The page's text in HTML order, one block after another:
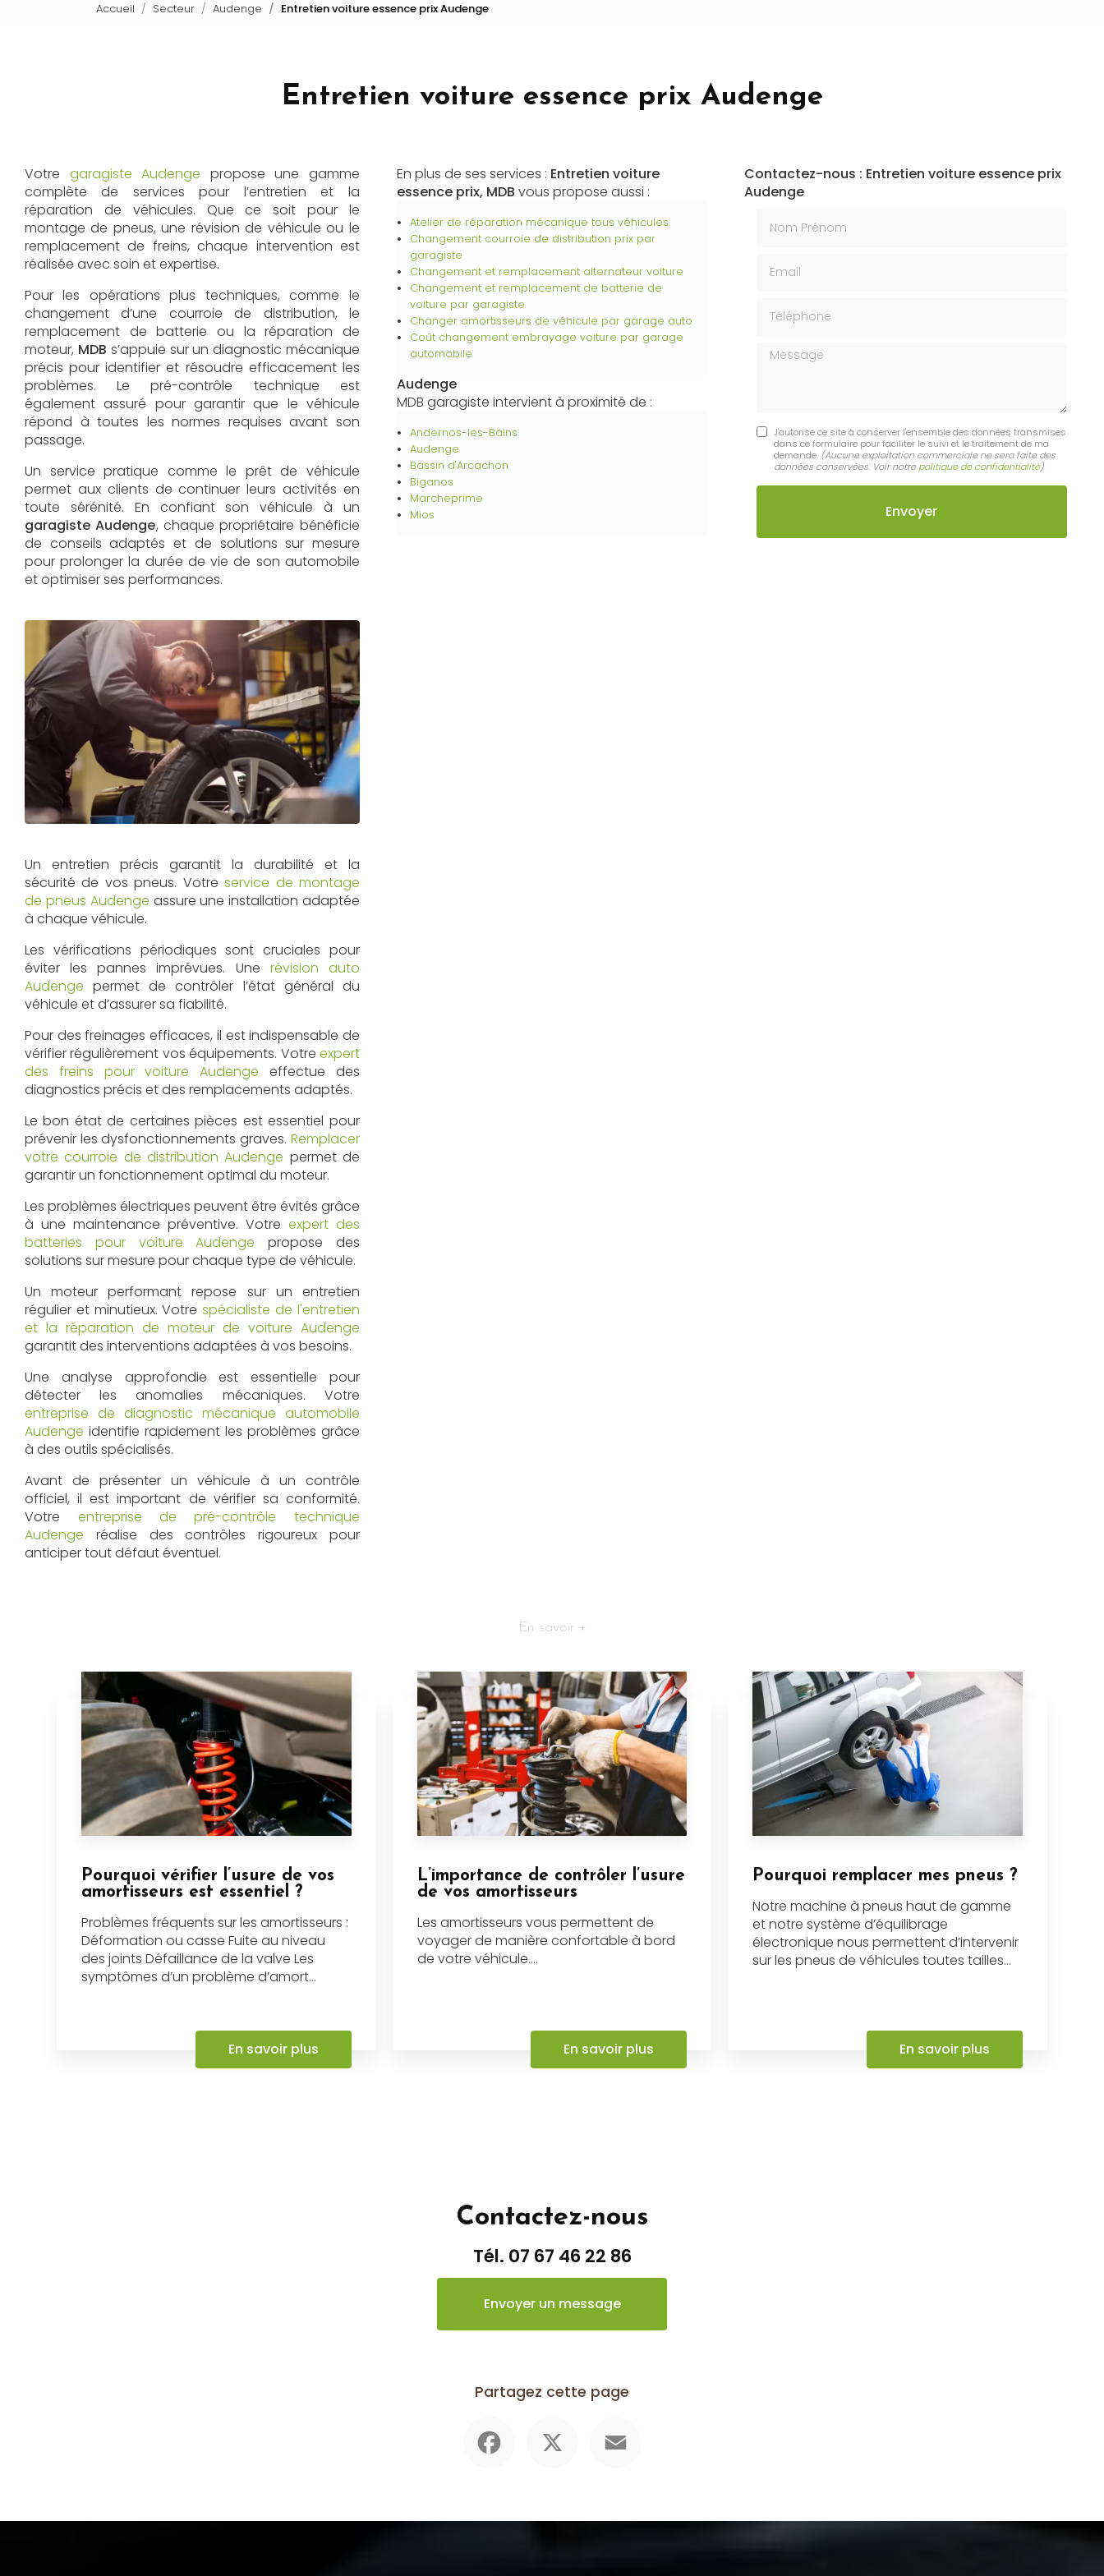
Recharge de climatisation
Accueil Secteur Audenge Entretien voiture essence prix Audenge
Entretien voiture essence prix Audenge
Votre garagiste Audenge propose une gamme
complète de services pour l’entretien et la
réparation de véhicules. Que ce soit pour le
montage de pneus, une révision de véhicule ou le
remplacement de freins, chaque intervention est
réalisée avec soin et expertise.
Pour les opérations plus techniques, comme le
changement d’une courroie de distribution, le
remplacement de batterie ou la réparation de
moteur, MDB s’appuie sur un diagnostic mécanique
précis pour identifier et résoudre efficacement les
problèmes. Le pré-contrôle technique est
également assuré pour garantir que le véhicule
répond à toutes les normes requises avant son
passage.
Un service pratique comme le prêt de véhicule
permet aux clients de continuer leurs activités en
toute sérénité. En confiant son véhicule à un
garagiste Audenge, chaque propriétaire bénéficie
de conseils adaptés et de solutions sur mesure
pour prolonger la durée de vie de son automobile
et optimiser ses performances.
Un entretien précis garantit la durabilité et la
sécurité de vos pneus. Votre service de montage
de pneus Audenge assure une installation adaptée
à chaque véhicule.
Les vérifications périodiques sont cruciales pour
éviter les pannes imprévues. Une révision auto
Audenge permet de contrôler l’état général du
véhicule et d’assurer sa fiabilité.
Pour des freinages efficaces, il est indispensable de
vérifier régulièrement vos équipements. Votre expert
des freins pour voiture Audenge effectue des
diagnostics précis et des remplacements adaptés.
Le bon état de certaines pièces est essentiel pour
prévenir les dysfonctionnements graves. Remplacer
votre courroie de distribution Audenge permet de
garantir un fonctionnement optimal du moteur.
Les problèmes électriques peuvent être évités grâce
à une maintenance préventive. Votre expert des
batteries pour voiture Audenge propose des
solutions sur mesure pour chaque type de véhicule.
Un moteur performant repose sur un entretien
régulier et minutieux. Votrespécialiste de l'entretien
et la réparation de moteur de voiture Audenge
garantit des interventions adaptées à vos besoins.
Une analyse approfondie est essentielle pour
détecter les anomalies mécaniques. Votre
entreprise de diagnostic mécanique automobile
Audenge identifie rapidement les problèmes grâce
à des outils spécialisés.
Avant de présenter un véhicule à un contrôle
officiel, il est important de vérifier sa conformité.
Votre entreprise de pré-contrôle technique
Audenge réalise des contrôles rigoureux pour
anticiper tout défaut éventuel.
En plus de ses services : Entretien voiture
essence prix, MDB vous propose aussi :
Atelier de réparation mécanique tous véhicules
Changement courroie de distribution prix par
garagiste
Changement et remplacement alternateur voiture
Changement et remplacement de batterie de
voiture par garagiste
Changer amortisseurs de véhicule par garage auto
Coût changement embrayage voiture par garage
automobile
Audenge
MDB garagiste intervient à proximité de :
Andernos-les-Bains
Audenge
Bassin d'Arcachon
Biganos
Marcheprime
Mios
Contactez-nous : Entretien voiture essence prix
Audenge
Message
J'autorise ce site à conserver l'ensemble des données transmises
dans ce formulaire pour faciliter le suivi et le traitement de ma
demande. (Aucune exploitation commerciale ne sera faite des
données conservées. Voir notre politique de confidentialité)
En savoir +
Pourquoi vérifier l’usure de vos
amortisseurs est essentiel ?
Problèmes fréquents sur les amortisseurs :
Déformation ou casse Fuite au niveau
des joints Défaillance de la valve Les
symptômes d’un problème d’amort...
En savoir plus
L’importance de contrôler l’usure
de vos amortisseurs
Les amortisseurs vous permettent de
voyager de manière confortable à bord
de votre véhicule....
En savoir plus
Pourquoi remplacer mes pneus ?
Notre machine à pneus haut de gamme
et notre système d’équilibrage
électronique nous permettent d’intervenir
sur les pneus de véhicules toutes tailles...
En savoir plus
Contactez-nous
Tél. 07 67 46 22 86
Envoyer un message
Partagez cette page